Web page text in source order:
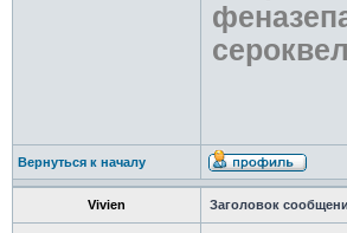
Вернуться к началу
Vivien Заголовок